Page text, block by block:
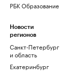
РБК Образование
Новости
регионов
Санкт-Петербург
и область
Екатеринбург